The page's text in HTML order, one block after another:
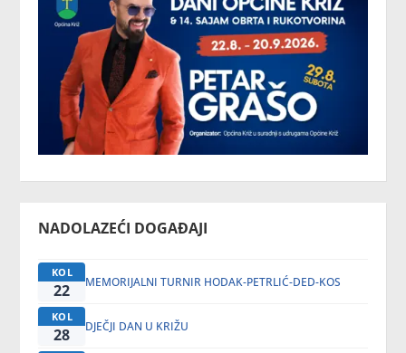
NADOLAZEĆI DOGAĐAJI
KOL
22 MEMORIJALNI TURNIR HODAK-PETRLIĆ-DED-KOS
KOL
28 DJEČJI DAN U KRIŽU